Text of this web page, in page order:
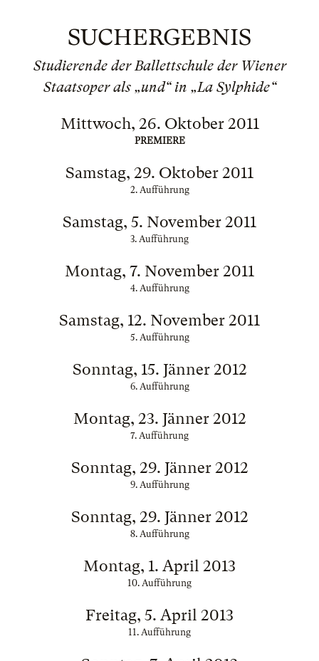
SUCHERGEBNIS
Studierende der Ballettschule der Wiener
Staatsoper als „und“ in „La Sylphide“
Mittwoch, 26. Oktober 2011
PREMIERE
Samstag, 29. Oktober 2011
2. Aufführung
Samstag, 5. November 2011
3. Aufführung
Montag, 7. November 2011
4. Aufführung
Samstag, 12. November 2011
5. Aufführung
Sonntag, 15. Jänner 2012
6. Aufführung
Montag, 23. Jänner 2012
7. Aufführung
Sonntag, 29. Jänner 2012
9. Aufführung
Sonntag, 29. Jänner 2012
8. Aufführung
Montag, 1. April 2013
10. Aufführung
Freitag, 5. April 2013
11. Aufführung